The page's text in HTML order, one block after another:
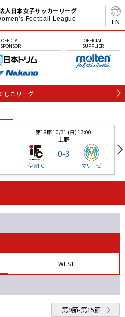
EN
人日本女子サッカーリーグ
Football League
OFFICIAL
SPONSOR
OFFICIAL
SUPPLIER
しこリーグ
第18節 10/31 (日) 13:00
上野
伊賀FC
0-3
マリーゼ
WEST
第9節-第15節